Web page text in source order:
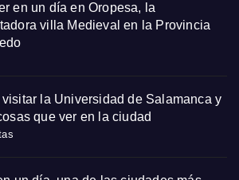
en un día en Oropesa, la
villa Medieval en la Provincia
la Universidad de Salamanca y
que ver en la ciudad